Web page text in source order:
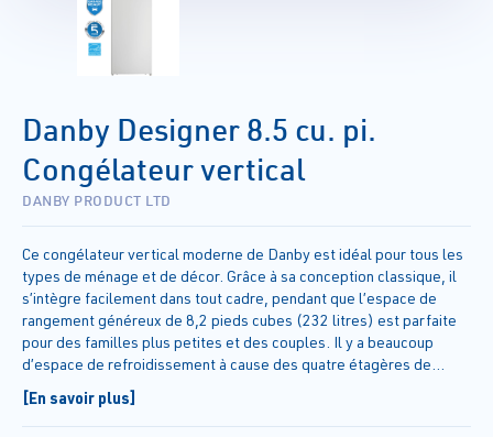
Danby Designer 8.5 cu. pi.
Congélateur vertical
DANBY PRODUCT LTD
Ce congélateur vertical moderne de Danby est idéal pour tous les
types de ménage et de décor. Grâce à sa conception classique, il
s’intègre facilement dans tout cadre, pendant que l’espace de
rangement généreux de 8,2 pieds cubes (232 litres) est parfaite
pour des familles plus petites et des couples. Il y a beaucoup
d’espace de refroidissement à cause des quatre étagères de
porte pratiques et des trois étagères supplémentaires à
congélation rapide. La fonction commode de dégivrage manuel fait
en sorte que l’appareil est simple à entretenir et à garder libre de
[En savoir plus]